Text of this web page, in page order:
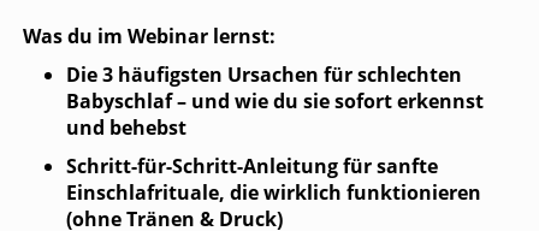
Was du im Webinar lernst:
Die 3 häufigsten Ursachen für schlechten
Babyschlaf – und wie du sie sofort erkennst
und behebst
Schritt-für-Schritt-Anleitung für sanfte
Einschlafrituale, die wirklich funktionieren
(ohne Tränen & Druck)